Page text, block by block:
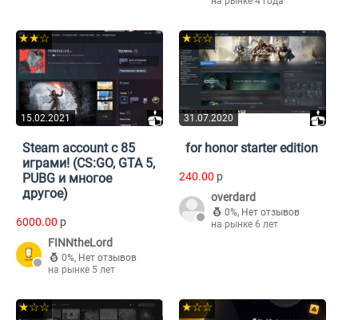
15.02.2021
★★☆
Steam account с 85
играми! (CS:GO, GTA 5,
PUBG и многое
другое)
6000.00 p
FINNtheLord
0%, Нет отзывов
на рынке 5 лет
31.07.2020
★☆☆
for honor starter edition
240.00 p
overdard
0%, Нет отзывов
на рынке 6 лет
★☆☆ ★☆☆